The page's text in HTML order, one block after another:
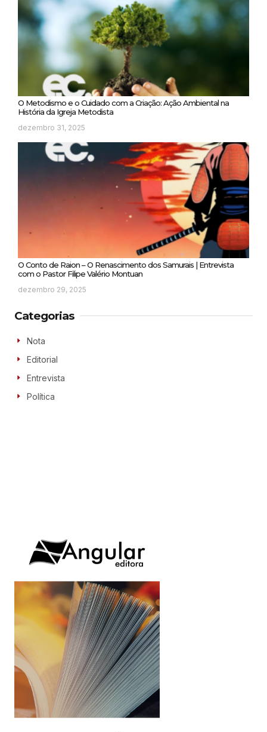
O Metodismo e o Cuidado com a Criação: Ação Ambiental na
História da Igreja Metodista
dezembro 31, 2025
O Conto de Raion – O Renascimento dos Samurais | Entrevista
com o Pastor Filipe Valério Montuan
dezembro 29, 2025
Categorias
Nota
Editorial
Entrevista
Política